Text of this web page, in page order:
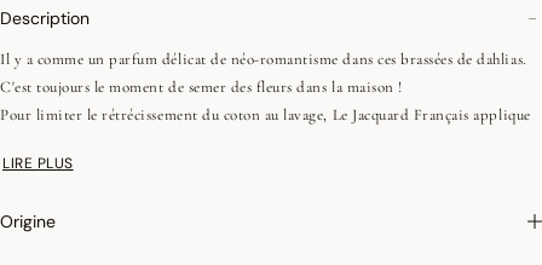
Description
Il y a comme un parfum délicat de néo-romantisme dans ces brassées de dahlias.
C'est toujours le moment de semer des fleurs dans la maison !
Pour limiter le rétrécissement du coton au lavage, Le Jacquard Français applique
naturel au lavage. Notre coton reste stable dans le temps et nos tissus conservent
LIRE PLUS
Origine